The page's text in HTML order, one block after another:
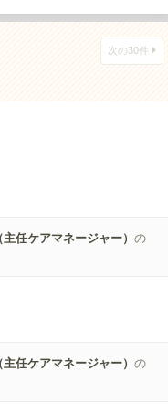
次の30件
任ケアマネージャー）の
任ケアマネージャー）の